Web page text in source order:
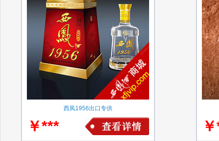
西凤1956出口专供
￥***